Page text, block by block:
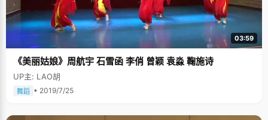
03:59
《美丽姑娘》周航宇 石雪函 李俏 曾颖 袁淼 鞠施诗
UP主: LAO胡
舞蹈 • 2019/7/25